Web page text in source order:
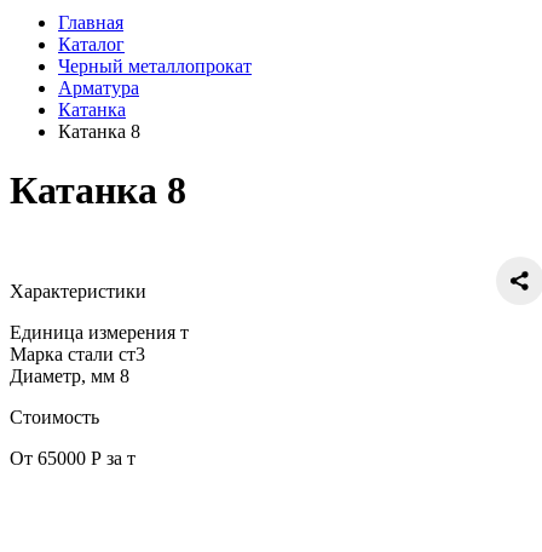
Главная
Каталог
Черный металлопрокат
Арматура
Катанка
Катанка 8
Катанка 8
Характеристики
Единица измерения т
Марка стали ст3
Диаметр, мм 8
Стоимость
От 65000 Р за т